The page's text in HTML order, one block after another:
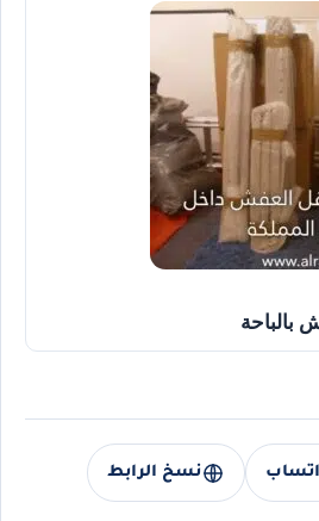
نسخ الرابط